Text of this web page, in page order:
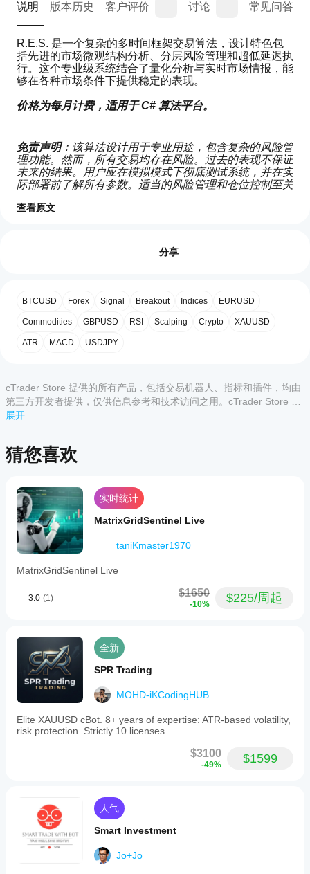
说明 版本历史 客户评价 讨论 常见问答
R.E.S. 是一个复杂的多时间框架交易算法，设计特色包
括先进的市场微观结构分析、分层风险管理和超低延迟执
行。这个专业级系统结合了量化分析与实时市场情报，能
够在各种市场条件下提供稳定的表现。
价格为每月计费，适用于 C# 算法平台。
免责声明：该算法设计用于专业用途，包含复杂的风险管
理功能。然而，所有交易均存在风险。过去的表现不保证
未来的结果。用户应在模拟模式下彻底测试系统，并在实
际部署前了解所有参数。适当的风险管理和仓位控制至关
查看原文
客户评价
无评
价。
已经
试过
抢先
告诉
cBot
的
或本
应用支
持
所有
持 cBot
的云端执
行，而只
Windows
和 Mac
执行。
cBot
的表
现?
(无历史
交易)上
cBot，并
随着时间
的推移监
控其活
动。重点
关注一致
性、回撤
的表现。
Windows
和 Mac
上使用历
史市场数
据回测您
的
cBot。
该优
化
设置
以获
得更
好的
结果
吗?
以适
纪商
和市
场条
件，
可以
显著
提高
其性
该在
调整
其参
数
您可以
使用默
认参数
优化文
。
cBot
在每
相同
吗?
表现
可能
分享
BTCUSD Forex Signal Breakout Indices EURUSD
Commodities GBPUSD RSI Scalping Crypto XAUUSD
ATR MACD USDJPY
cTrader Store 提供的所有产品，包括交易机器人、指标和插件，均由
第三方开发者提供，仅供信息参考和技术访问之用。cTrader Store 并
非经纪商，不提供投资建议、个人推荐或任何未来业绩保证。
展开
猜您喜欢
实时统计
MatrixGridSentinel Live
taniKmaster1970
MatrixGridSentinel Live
3.0 (1) $1650
-10% $225/周起
全新
SPR Trading
MOHD-iKCodingHUB
Elite XAUUSD cBot. 8+ years of expertise: ATR-based volatility,
risk protection. Strictly 10 licenses
$3100
-49% $1599
人气
Smart Investment
Jo+Jo